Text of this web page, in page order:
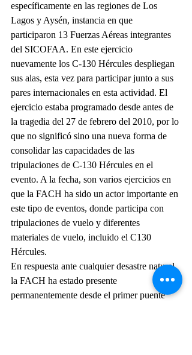
específicamente en las regiones de Los
Lagos y Aysén, instancia en que
participaron 13 Fuerzas Aéreas integrantes
del SICOFAA. En este ejercicio
nuevamente los C-130 Hércules despliegan
sus alas, esta vez para participar junto a sus
pares internacionales en esta actividad. El
ejercicio estaba programado desde antes de
la tragedia del 27 de febrero del 2010, por lo
que no significó sino una nueva forma de
consolidar las capacidades de las
tripulaciones de C-130 Hércules en el
evento. A la fecha, son varios ejercicios en
que la FACH ha sido un actor importante en
este tipo de eventos, donde participa con
tripulaciones de vuelo y diferentes
materiales de vuelo, incluido el C130
Hércules.
En respuesta ante cualquier desastre natural,
la FACH ha estado presente
permanentemente desde el primer puente